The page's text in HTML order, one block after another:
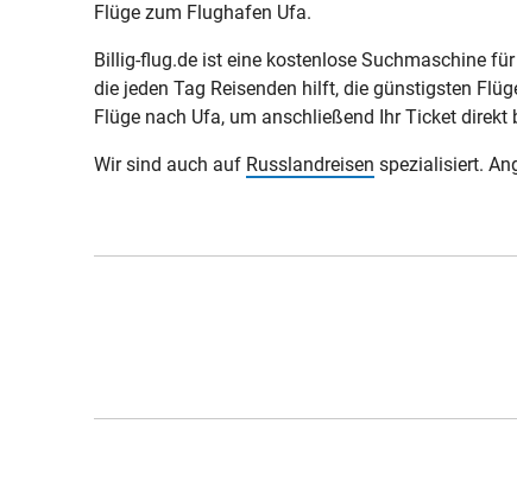
Flüge zum Flughafen Ufa.
Billig-flug.de ist eine kostenlose Suchmaschine
die jeden Tag Reisenden hilft, die günstigsten
Flüge nach Ufa, um anschließend Ihr Ticket direkt
Wir sind auch auf Russlandreisen spezialisiert.